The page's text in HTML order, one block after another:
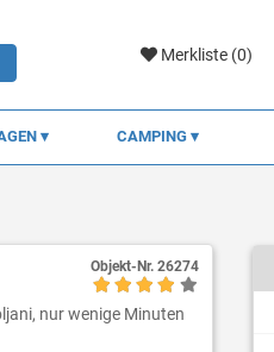
Merkliste (0)
CAMPING
nur wenige Minuten
Objekt-Nr.26274